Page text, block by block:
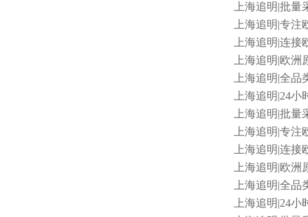
上海追明|批量
上海追明|专注
上海追明|连接
上海追明|欧洲
上海追明|全品
上海追明|24小
上海追明|批量
上海追明|专注
上海追明|连接
上海追明|欧洲
上海追明|全品
上海追明|24小